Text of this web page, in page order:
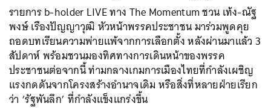
รายการ b-holder LIVE ทาง The Momentum ชวน เท้ง-ณัฐ
พงษ์ เรืองปัญญาวุฒิ หัวหน้าพรรคประชาชน มาร่วมพูดคุย
ถอดบทเรียนความพ่ายแพ้จากการเลือกตั้ง หลังผ่านมาแล้ว 3
สัปดาห์ พร้อมชวนมองทิศทางการเดินหน้าของพรรค
ประชาชนต่อจากนี้ ท่ามกลางเกมการเมืองไทยที่กำลังเผชิญ
แรงกดดันจากโครงสร้างอำนาจเดิม หรือสิ่งที่หลายฝ่ายเรียก
ว่า ‘รัฐพันลึก’ ที่กำลังแข็งแกร่งขึ้น